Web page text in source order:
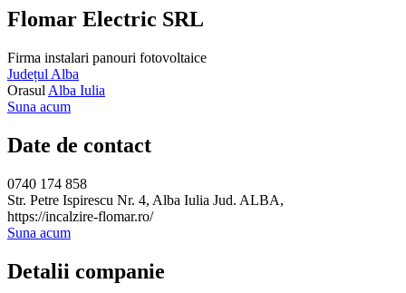
Flomar Electric SRL
Firma instalari panouri fotovoltaice
Județul Alba
Orasul Alba Iulia
Suna acum
Date de contact
0740 174 858
Str. Petre Ispirescu Nr. 4, Alba Iulia Jud. ALBA,
https://incalzire-flomar.ro/
Suna acum
Detalii companie